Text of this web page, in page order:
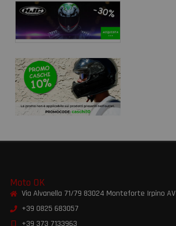
Moto OK
Via Alvanella 71/79 83024 Monteforte Irpino AV
+39 0825 683057
+39 373 7133963